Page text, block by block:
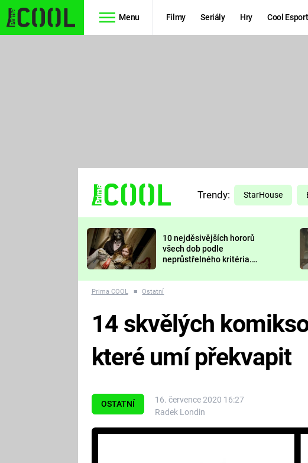
Menu Filmy Seriály Hry Cool Esport
TŘESKU
FUTURAMA
PREDÁTOR
Trendy: StarHouse
10 nejděsivějších hororů
všech dob podle
neprůstřelného kritéria.
nejvíc zvednou tep?
Prima COOL ■ Ostatní
OSTATNÍ
16. července 2020 16:27
Radek Londin
14 skvělých
které umí překvapit